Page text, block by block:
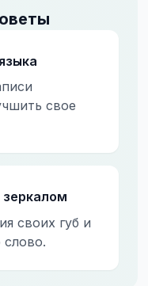
свое
своих губ и
слово.